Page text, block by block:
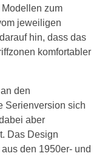
zum
jeweiligen
hin, dass das
komfortabler
den
Serienversion sich
aber
Das Design
den 1950er- und